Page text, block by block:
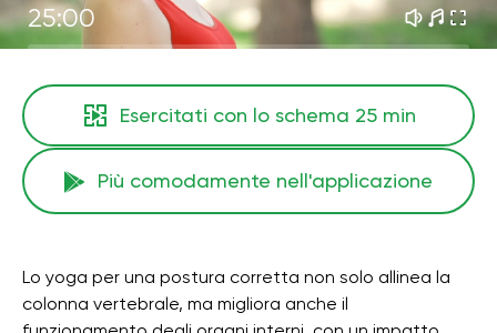
25:00
Esercitati con lo schema 25 min
Più comodamente nell'applicazione
Lo yoga per una postura corretta non solo allinea la
colonna vertebrale, ma migliora anche il